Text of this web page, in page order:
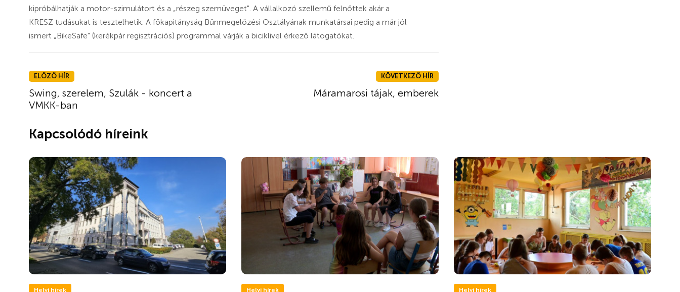
kipróbálhatják a motor-szimulátort és a „részeg szemüveget". A vállalkozó szellemű felnőttek akár a
KRESZ tudásukat is tesztelhetik. A főkapitányság Bűnmegelőzési Osztályának munkatársai pedig a már jól
ismert „BikeSafe" (kerékpár regisztrációs) programmal várják a biciklivel érkező látogatókat.
ELŐZŐ HÍR
Swing, szerelem, Szulák - koncert a
VMKK-ban
KÖVETKEZŐ HÍR
Máramarosi tájak, emberek
Kapcsolódó híreink
Helyi hírek Helyi hírek Helyi hírek